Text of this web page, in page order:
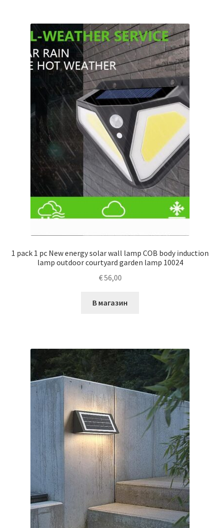
1 pack 1 pc New energy solar wall lamp COB body induction
lamp outdoor courtyard garden lamp 10024
€56,00
В магазин